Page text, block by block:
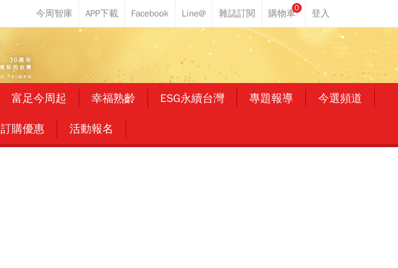
0
富足今周起 幸福熟齡 ESG永續台灣 專題報導 今選頻道
訂購優惠 活動報名